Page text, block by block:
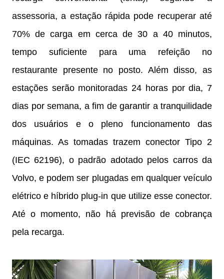
assessoria, a estação rápida pode recuperar até
70% de carga em cerca de 30 a 40 minutos,
tempo suficiente para uma refeição no
restaurante presente no posto. Além disso, as
estações serão monitoradas 24 horas por dia, 7
dias por semana, a fim de garantir a tranquilidade
dos usuários e o pleno funcionamento das
máquinas. As tomadas trazem conector Tipo 2
(IEC 62196), o padrão adotado pelos carros da
Volvo, e podem ser plugadas em qualquer veículo
elétrico e híbrido plug-in que utilize esse conector.
Até o momento, não há previsão de cobrança
pela recarga.